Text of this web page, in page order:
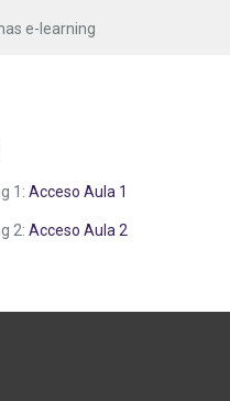
e-learning
1: Acceso Aula 1
2: Acceso Aula 2